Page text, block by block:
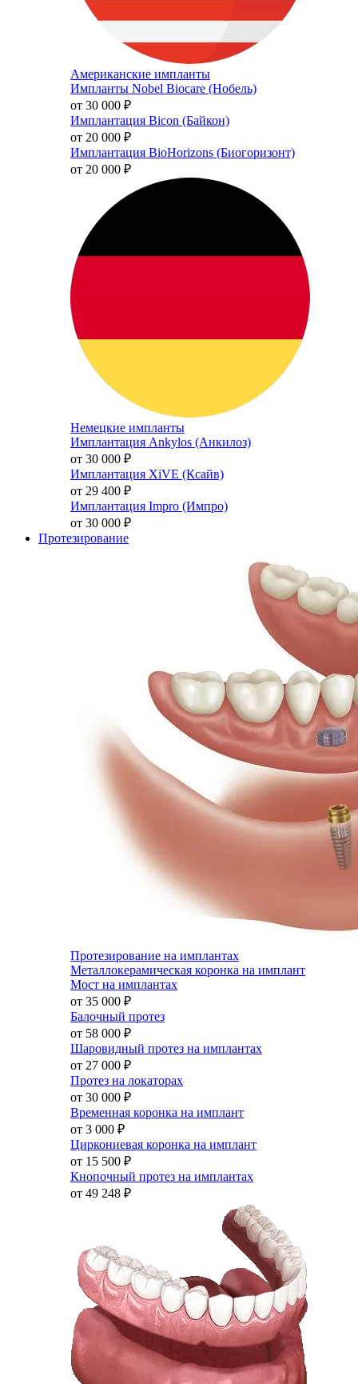
Американские импланты
Импланты Nobel Biocare (Нобель)
от 30 000 ₽
Имплантация Bicon (Байкон)
от 20 000 ₽
Имплантация BioHorizons (Биогоризонт)
от 20 000 ₽
Немецкие импланты
Имплантация Ankylos (Анкилоз)
от 30 000 ₽
Имплантация XiVE (Ксайв)
от 29 400 ₽
Имплантация Impro (Импро)
от 30 000 ₽
Протезирование
Протезирование на имплантах
Металлокерамическая коронка на имплант
Мост на имплантах
от 35 000 ₽
Балочный протез
от 58 000 ₽
Шаровидный протез на имплантах
от 27 000 ₽
Протез на локаторах
от 30 000 ₽
Временная коронка на имплант
от 3 000 ₽
Циркониевая коронка на имплант
от 15 500 ₽
Кнопочный протез на имплантах
от 49 248 ₽